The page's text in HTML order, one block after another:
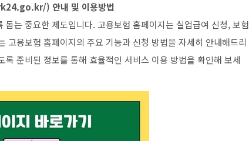
) 안내 및 이용방법
는 중요한 제도입니다. 고용보험 홈페이지는 실업급여 신청, 보험
고용보험 홈페이지의 주요 기능과 신청 방법을 자세히 안내해드리
준비된 정보를 통해 효율적인 서비스 이용 방법을 확인해 보세